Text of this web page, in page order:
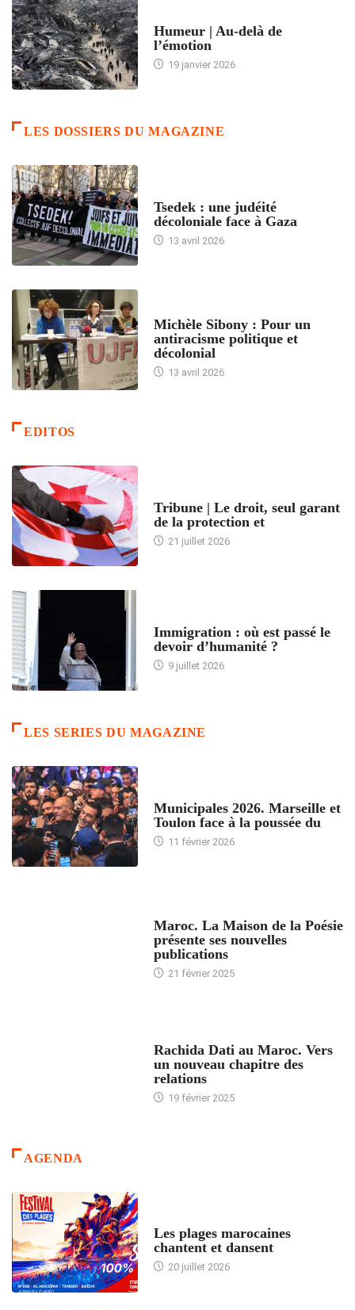
Humeur | Au-delà de
l’émotion
19 janvier 2026
LES DOSSIERS DU MAGAZINE
Tsedek : une judéité
décoloniale face à Gaza
13 avril 2026
Michèle Sibony : Pour un
antiracisme politique et
décolonial
13 avril 2026
EDITOS
Tribune | Le droit, seul garant
de la protection et
21 juillet 2026
Immigration : où est passé le
devoir d’humanité ?
9 juillet 2026
LES SERIES DU MAGAZINE
Municipales 2026. Marseille et
Toulon face à la poussée du
11 février 2026
Maroc. La Maison de la Poésie
présente ses nouvelles
publications
21 février 2025
Rachida Dati au Maroc. Vers
un nouveau chapitre des
relations
19 février 2025
AGENDA
Les plages marocaines
chantent et dansent
20 juillet 2026